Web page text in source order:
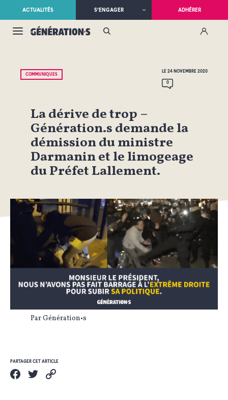
ACTUALITÉS S’ENGAGER ADHÉRER
COMMUNIQUÉS
LE 24 NOVEMBRE 2020
0
La dérive de trop –
Génération.s demande la
démission du ministre
Darmanin et le limogeage
du Préfet Lallement.
Par Génération•s
PARTAGER CET ARTICLE